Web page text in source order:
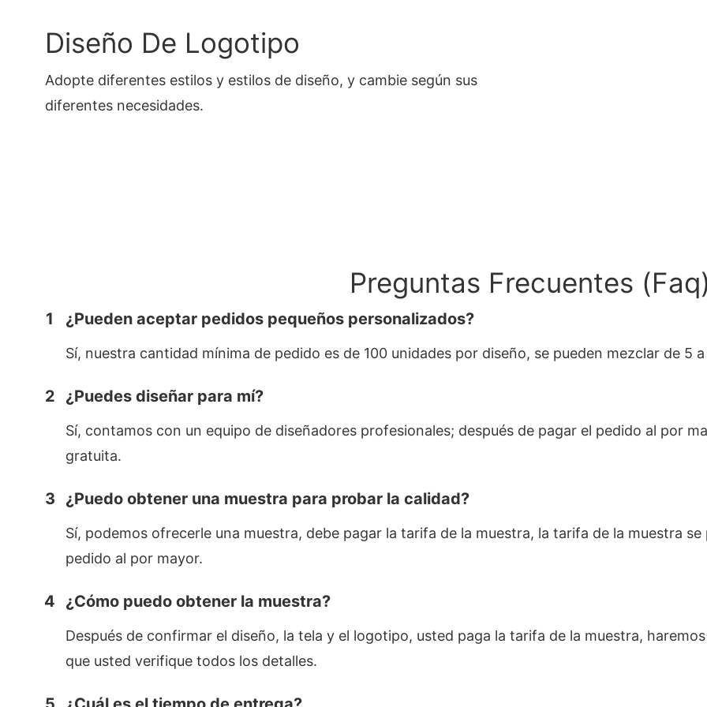
Diseño De Logotipo
Adopte diferentes estilos y estilos de diseño, y cambie según sus
diferentes necesidades.
Preguntas Frecuentes (faq)
1 ¿Pueden aceptar pedidos pequeños personalizados?
Sí, nuestra cantidad mínima de pedido es de 100 unidades por diseño, se pueden mezclar de 5
2 ¿Puedes diseñar para mí?
Sí, contamos con un equipo de diseñadores profesionales; después de pagar el pedido al por
gratuita.
3 ¿Puedo obtener una muestra para probar la calidad?
Sí, podemos ofrecerle una muestra, debe pagar la tarifa de la muestra, la tarifa de la muestra
pedido al por mayor.
4 ¿Cómo puedo obtener la muestra?
Después de confirmar el diseño, la tela y el logotipo, usted paga la tarifa de la muestra,
que usted verifique todos los detalles.